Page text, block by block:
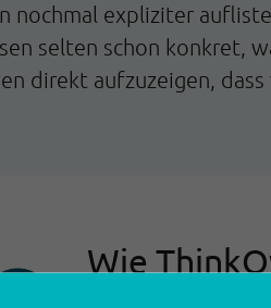
nochmal expliziter
selten schon konkret,
direkt aufzuzeigen,
Wie